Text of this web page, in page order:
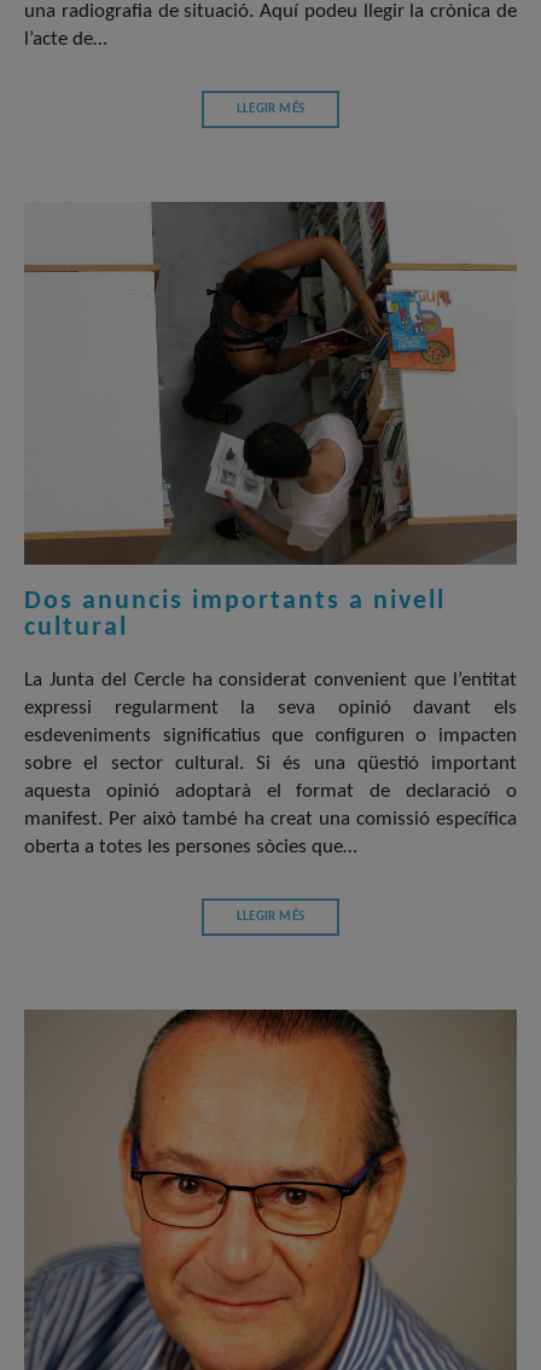
una radiografia de situació. Aquí podeu llegir la crònica de
l’acte de…
LLEGIR MÉS
Dos anuncis importants a nivell
cultural
La Junta del Cercle ha considerat convenient que l’entitat
expressi regularment la seva opinió davant els
esdeveniments significatius que configuren o impacten
sobre el sector cultural. Si és una qüestió important
aquesta opinió adoptarà el format de declaració o
manifest. Per això també ha creat una comissió específica
oberta a totes les persones sòcies que…
LLEGIR MÉS